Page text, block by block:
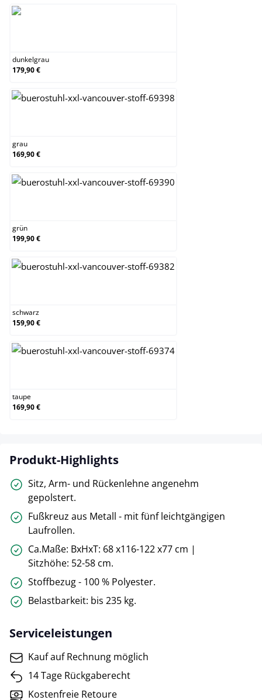
dunkelgrau
179,90 €
grau
169,90 €
grün
199,90 €
schwarz
159,90 €
taupe
169,90 €
Produkt-Highlights
Sitz, Arm- und Rückenlehne angenehm
gepolstert.
Fußkreuz aus Metall - mit fünf leichtgängigen
Laufrollen.
Ca.Maße: BxHxT: 68 x116-122 x77 cm |
Sitzhöhe: 52-58 cm.
Stoffbezug - 100 % Polyester.
Belastbarkeit: bis 235 kg.
Serviceleistungen
Kauf auf Rechnung möglich
14 Tage Rückgaberecht
Kostenfreie Retoure